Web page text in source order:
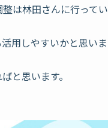
は林田さんに行ってい
用しやすいかと思いま
と思います。